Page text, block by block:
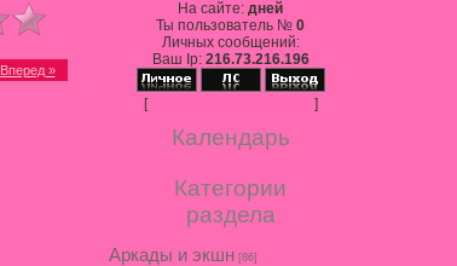
Вперед »
На сайте: дней
Ты пользователь № 0
Личных сообщений:
Ваш Ip:216.73.216.196
[ ]
Календарь
Категории
раздела
Аркады и экшн [86]